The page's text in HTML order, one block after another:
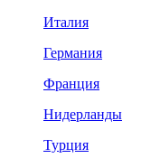
Италия
Германия
Франция
Нидерланды
Турция